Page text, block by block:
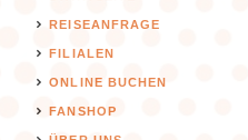
REISEANFRAGE
FILIALEN
ONLINE BUCHEN
FANSHOP